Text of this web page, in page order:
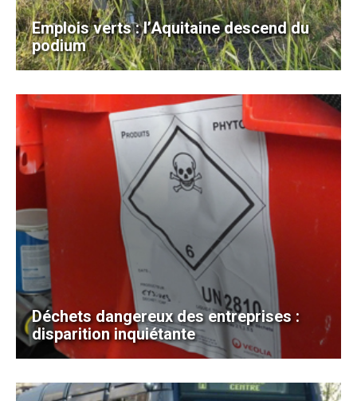
Emplois verts : l’Aquitaine descend du
podium
Déchets dangereux des entreprises :
disparition inquiétante